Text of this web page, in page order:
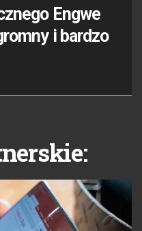
Engwe
i bardzo